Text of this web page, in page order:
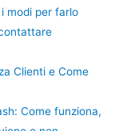
modi per farlo
Clienti e Come
Come funziona,